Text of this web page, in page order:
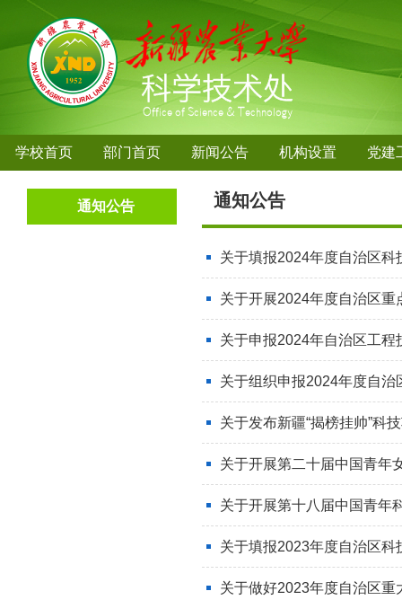
学校首页 部门首页 新闻公告 机构设置 党建
通知公告 通知公告
关于填报2024年度自治区
关于开展2024年度自治区
关于申报2024年自治区工程
关于组织申报2024年度自
关于发布新疆“揭榜挂帅”科
关于开展第二十届中国青年
关于开展第十八届中国青年
关于填报2023年度自治区
关于做好2023年度自治区